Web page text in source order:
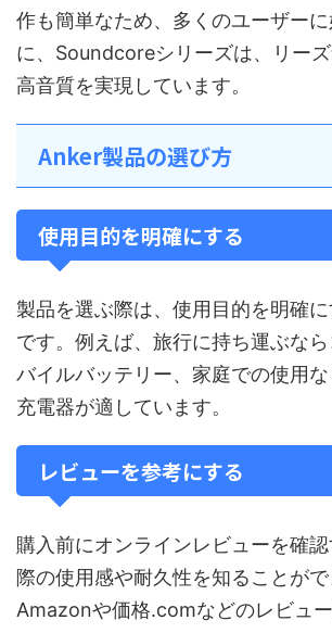
作も簡単なため、多くのユーザー
に、Soundcoreシリーズは、リー
高音質を実現しています。
Anker製品の選び方
使用目的を明確にする
製品を選ぶ際は、使用目的を明確
です。例えば、旅行に持ち運ぶな
バイルバッテリー、家庭での使用
充電器が適しています。
レビューを参考にする
購入前にオンラインレビューを確
際の使用感や耐久性を知ることがで
Amazonや価格.comなどのレビュ